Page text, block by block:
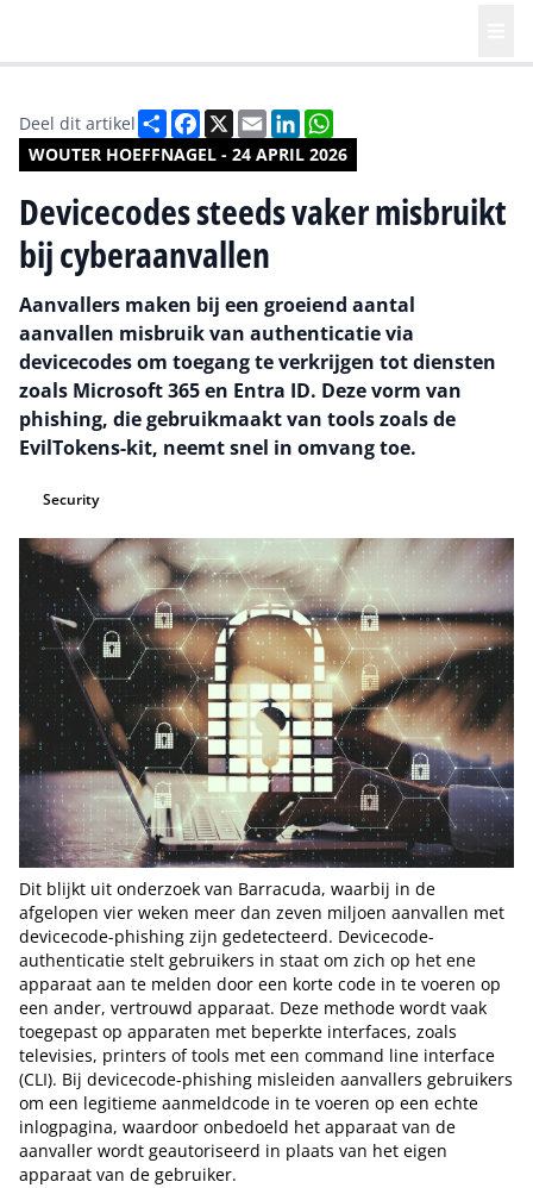
WOUTER HOEFFNAGEL - 24 APRIL 2026
Deel dit artikel DeelFacebook
X EmailLinkedIn
Devicecodes steeds vaker misbruikt
bij cyberaanvallen
Aanvallers maken bij een groeiend aantal
aanvallen misbruik van authenticatie via
devicecodes om toegang te verkrijgen tot diensten
zoals Microsoft 365 en Entra ID. Deze vorm van
phishing, die gebruikmaakt van tools zoals de
EvilTokens-kit, neemt snel in omvang toe.
Security
Dit blijkt uit onderzoek van Barracuda, waarbij in de
afgelopen vier weken meer dan zeven miljoen aanvallen met
devicecode-phishing zijn gedetecteerd. Devicecode-
authenticatie stelt gebruikers in staat om zich op het ene
apparaat aan te melden door een korte code in te voeren op
een ander, vertrouwd apparaat. Deze methode wordt vaak
toegepast op apparaten met beperkte interfaces, zoals
televisies, printers of tools met een command line interface
(CLI). Bij devicecode-phishing misleiden aanvallers gebruikers
om een legitieme aanmeldcode in te voeren op een echte
inlogpagina, waardoor onbedoeld het apparaat van de
aanvaller wordt geautoriseerd in plaats van het eigen
apparaat van de gebruiker.